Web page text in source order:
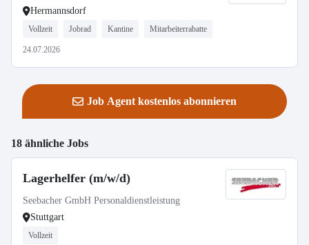
Hermannsdorf
Vollzeit Jobrad Kantine Mitarbeiterrabatte
24.07.2026
Job Agent kostenlos abonnieren
18 ähnliche Jobs
Lagerhelfer (m/w/d)
Seebacher GmbH Personaldienstleistung
Stuttgart
Vollzeit